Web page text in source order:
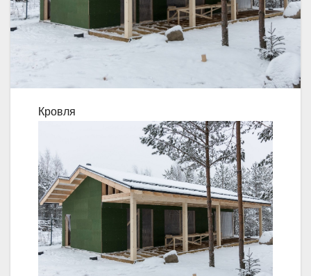
Кровля